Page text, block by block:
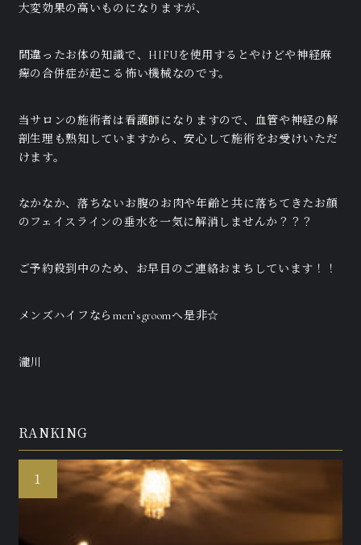
大変効果の高いものになりますが、
間違ったお体の知識で、HIFUを使用するとやけどや神経麻
痺の合併症が起こる怖い機械なのです。
当サロンの施術者は看護師になりますので、血管や神経の解
剖生理も熟知していますから、安心して施術をお受けいただ
けます。
なかなか、落ちないお腹のお肉や年齢と共に落ちてきたお顔
のフェイスラインの垂水を一気に解消しませんか？？？
ご予約殺到中のため、お早目のご連絡おまちしています！！
メンズハイフならmen’sgroomへ是非☆
瀧川
RANKING